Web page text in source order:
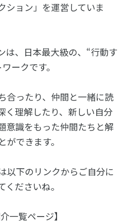
ション」を運営していま
は、日本最大級の、“行動す
ークです。
合ったり、仲間と一緒に読
く理解したり、新しい自分
意識をもった仲間たちと解
できます。
以下のリンクからご自分に
ださいね。
一覧ページ】